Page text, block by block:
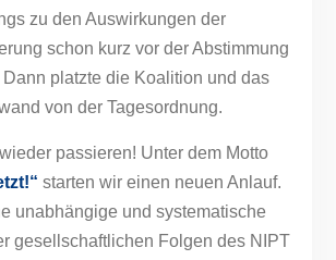
zu den Auswirkungen der
schon kurz vor der Abstimmung
platzte die Koalition und das
von der Tagesordnung.
passieren! Unter dem Motto
starten wir einen neuen Anlauf.
unabhängige und systematische
gesellschaftlichen Folgen des NIPT